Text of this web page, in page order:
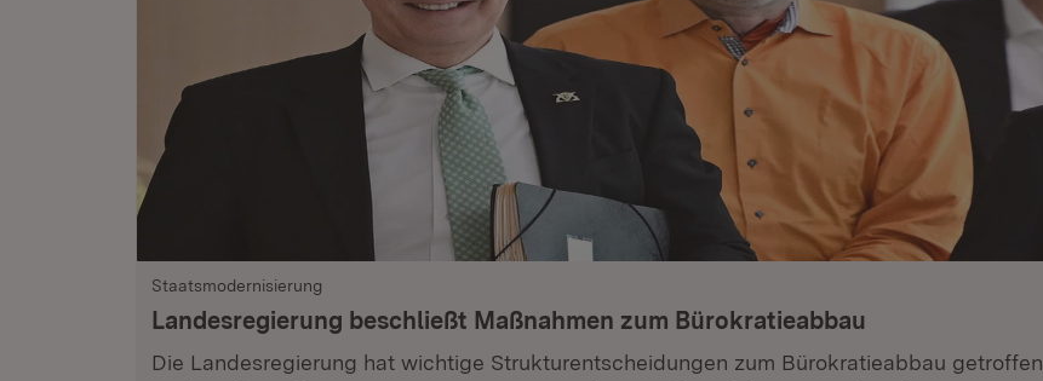
Staatsmodernisierung
Landesregierung beschließt Maßnahmen zum Bürokratieabbau
Die Landesregierung hat wichtige Strukturentscheidungen zum Bürokratieabbau getroffen